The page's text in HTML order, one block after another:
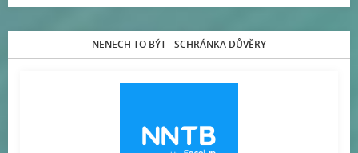
NENECH TO BÝT - SCHRÁNKA DŮVĚRY